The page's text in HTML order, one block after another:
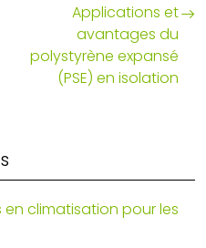
Applications et
avantages du
polystyrène expansé
(PSE) en isolation
climatisation pour les